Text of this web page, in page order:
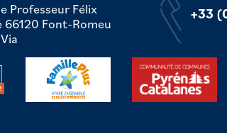
Professeur Félix
66120 Font-Romeu
+33